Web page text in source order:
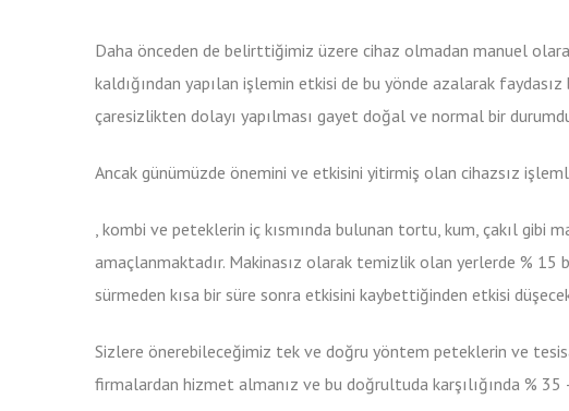
Daha önceden de belirttiğimiz üzere cihaz olmadan manuel
kaldığından yapılan işlemin etkisi de bu yönde azalarak
çaresizlikten dolayı yapılması gayet doğal ve normal bir
Ancak günümüzde önemini ve etkisini yitirmiş olan cihazsız
Kup
KamagrÄ™
bez
, kombi ve peteklerin iç kısmında bulunan tortu, kum, çakıl gibi
amaçlanmaktadır. Makinasız olarak temizlik olan yerlerde % 15
sürmeden kısa bir süre sonra etkisini kaybettiğinden etkisi
Sizlere önerebileceğimiz tek ve doğru yöntem peteklerin ve
firmalardan hizmet almanız ve bu doğrultuda karşılığında %